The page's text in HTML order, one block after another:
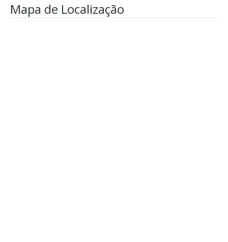
Mapa de Localização